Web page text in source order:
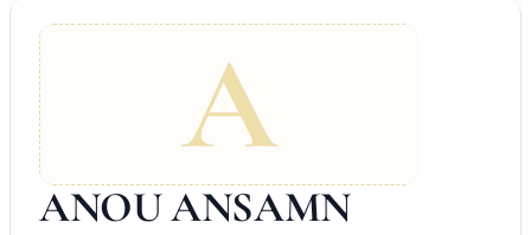
A
ANOU ANSAMN